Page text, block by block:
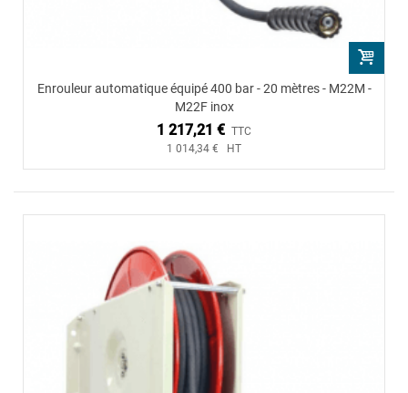
Enrouleur automatique équipé 400 bar - 20 mètres - M22M -
M22F inox
1 217,21 € TTC
1 014,34 € HT